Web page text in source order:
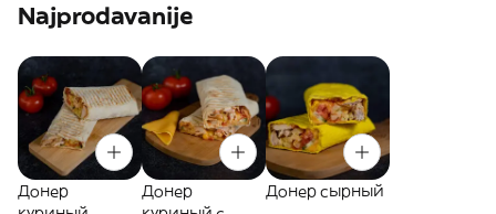
Najprodavanije
Донер
Донер
Донер сырный